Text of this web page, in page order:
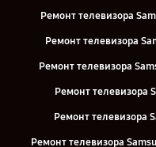
Ремонт телевизора
Ремонт телевизора
Ремонт телевизора
Ремонт телевизора
Ремонт телевизора
Ремонт телевизора